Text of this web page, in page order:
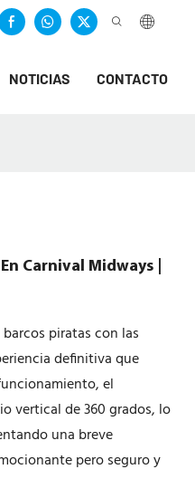
NOTICIAS CONTACTO
Carnival Midways |
piratas con las
definitiva que
el
vertical de 360 grados, lo
una breve
pero seguro y